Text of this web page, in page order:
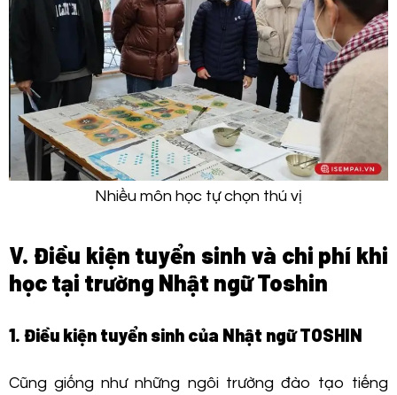
Nhiều môn học tự chọn thú vị
V. Điều kiện tuyển sinh và chi phí khi
học tại trường Nhật ngữ Toshin
1. Điều kiện tuyển sinh của Nhật ngữ TOSHIN
Cũng giống như những ngôi trường đào tạo tiếng